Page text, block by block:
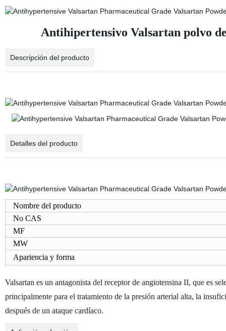
Antihipertensivo Valsartan polvo
Descripción del producto
Detalles del producto
Nombre del producto
No CAS
MF
MW
Apariencia y forma
Valsartan es un antagonista del receptor de angiotensina II, que es
principalmente para el tratamiento de la presión arterial alta, la
después de un ataque cardíaco.